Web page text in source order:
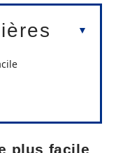
plus facile